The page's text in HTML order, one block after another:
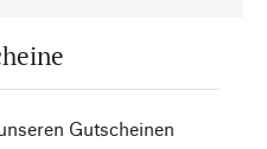
Gutscheinen